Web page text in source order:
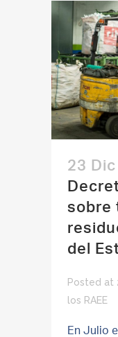
23 Dic
sobre
del
Posted at
los RAEE
En Julio